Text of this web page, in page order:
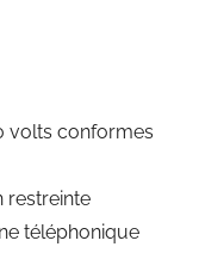
volts conformes
restreinte
téléphonique